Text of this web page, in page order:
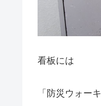
看板には
「防災ウォー